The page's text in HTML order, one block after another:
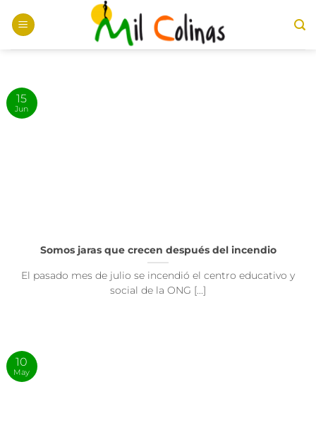
Somos jaras que crecen después del incendio
El pasado mes de julio se incendió el centro educativo y
social de la ONG [...]
15
Jun
10
May